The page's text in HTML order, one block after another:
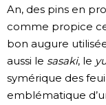
An, des pins en
comme propice
bon augure
aussi le sasaki, le
symérique des
emblématique